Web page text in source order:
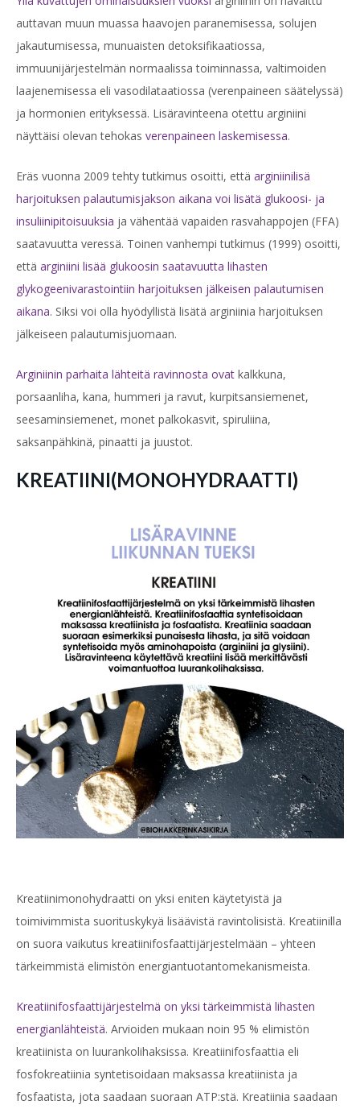
auttavan muun muassa haavojen paranemisessa, solujen
jakautumisessa, munuaisten detoksifikaatiossa,
immuunijärjestelmän normaalissa toiminnassa, valtimoiden
laajenemisessa eli vasodilataatiossa (verenpaineen säätelyssä)
ja hormonien erityksessä. Lisäravinteena otettu arginiini
näyttäisi olevan tehokas verenpaineen laskemisessa.
Eräs vuonna 2009 tehty tutkimus osoitti, että arginiinilisä
harjoituksen palautumisjakson aikana voi lisätä glukoosi- ja
insuliinipitoisuuksia ja vähentää vapaiden rasvahappojen (FFA)
saatavuutta veressä. Toinen vanhempi tutkimus (1999) osoitti,
että arginiini lisää glukoosin saatavuutta lihasten
glykogeenivarastointiin harjoituksen jälkeisen palautumisen
aikana. Siksi voi olla hyödyllistä lisätä arginiinia harjoituksen
jälkeiseen palautumisjuomaan.
Arginiinin parhaita lähteitä ravinnosta ovat kalkkuna,
porsaanliha, kana, hummeri ja ravut, kurpitsansiemenet,
seesaminsiemenet, monet palkokasvit, spiruliina,
saksanpähkinä, pinaatti ja juustot.
KREATIINI(MONOHYDRAATTI)
Kreatiinimonohydraatti on yksi eniten käytetyistä ja
toimivimmista suorituskykyä lisäävistä ravintolisistä. Kreatiinilla
on suora vaikutus kreatiinifosfaattijärjestelmään – yhteen
tärkeimmistä elimistön energiantuotantomekanismeista.
Kreatiinifosfaattijärjestelmä on yksi tärkeimmistä lihasten
energianlähteistä. Arvioiden mukaan noin 95 % elimistön
kreatiinista on luurankolihaksissa. Kreatiinifosfaattia eli
fosfokreatiinia syntetisoidaan maksassa kreatiinista ja
fosfaatista, jota saadaan suoraan ATP:stä. Kreatiinia saadaan